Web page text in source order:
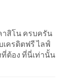
าสิโน ครบครัน
เครดิตฟรี ไลฟ์
ที่ต้อง ที่นี่เท่านั้น